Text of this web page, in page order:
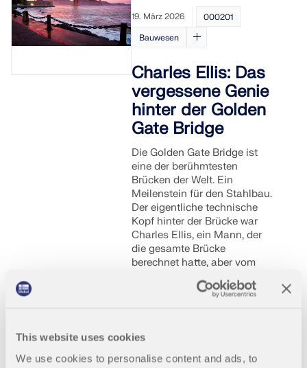
This website uses cookies
We use cookies to personalise content and ads, to
19. März 2026
000201
Bauwesen
Charles Ellis: Das
vergessene Genie
hinter der Golden
Gate Bridge
Die Golden Gate Bridge ist
eine der berühmtesten
Brücken der Welt. Ein
Meilenstein für den Stahlbau.
Der eigentliche technische
Kopf hinter der Brücke war
Charles Ellis, ein Mann, der
die gesamte Brücke
berechnet hatte, aber vom
Chefingenieur Joseph
Strauss entlassen wurde. Er
verdient hatte. Klingt gut?
Dann lest rein!